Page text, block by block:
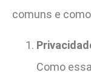
comuns e
Como